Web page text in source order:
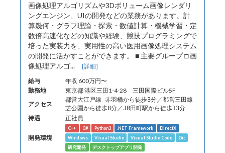
画像処理アルゴリズムや3Dボリューム画像レンダリ
ングエンジン、UIの開発などの業務があります。計
算幾何・グラフ理論・探索・数値計算・機械学習・定
数倍高速化などの知識や経験、競技プログラミングで
培った実装力を、実用性の高い医用画像処理システム
の開発に活かすことができます。 ■ 主要グループ □ 画
像処理アルゴ... [詳細]
給与
年収 600万円〜
勤務地
東京都 港区三田1-4-28 三田国際ビル5F
アクセス
都営大江戸線 赤羽橋から徒歩3分／都営三田線
芝公園から徒歩8分／JR田町駅から徒歩13分
待遇 正社員
開発環境
C++ C# Python3 .NET Framework
DirectX
Windows
Visual Studio Visual Studio Code
Git
研究開発
デスクトップアプリ開発